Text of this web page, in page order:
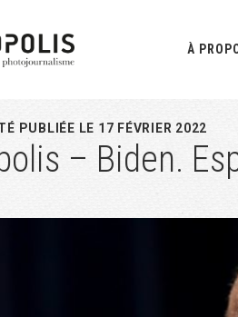
À
PUBLIÉE LE 17 FÉVRIER 2022
– Biden.